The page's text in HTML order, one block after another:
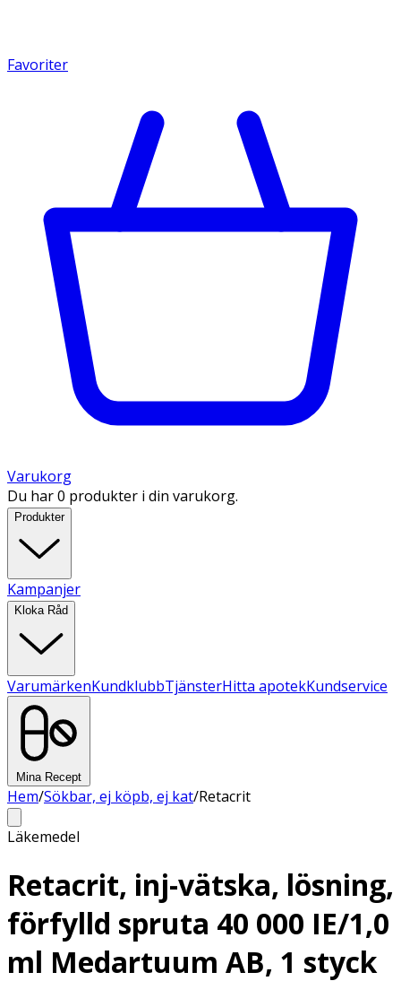
Favoriter
Varukorg
Du har 0 produkter i din varukorg.
Produkter
Kampanjer
Kloka Råd
VarumärkenKundklubbTjänsterHitta apotekKundservice
Mina Recept
Hem/Sökbar, ej köpb, ej kat/Retacrit
Läkemedel
Retacrit, inj-vätska, lösning,
förfylld spruta 40 000 IE/1,0
ml Medartuum AB, 1 styck